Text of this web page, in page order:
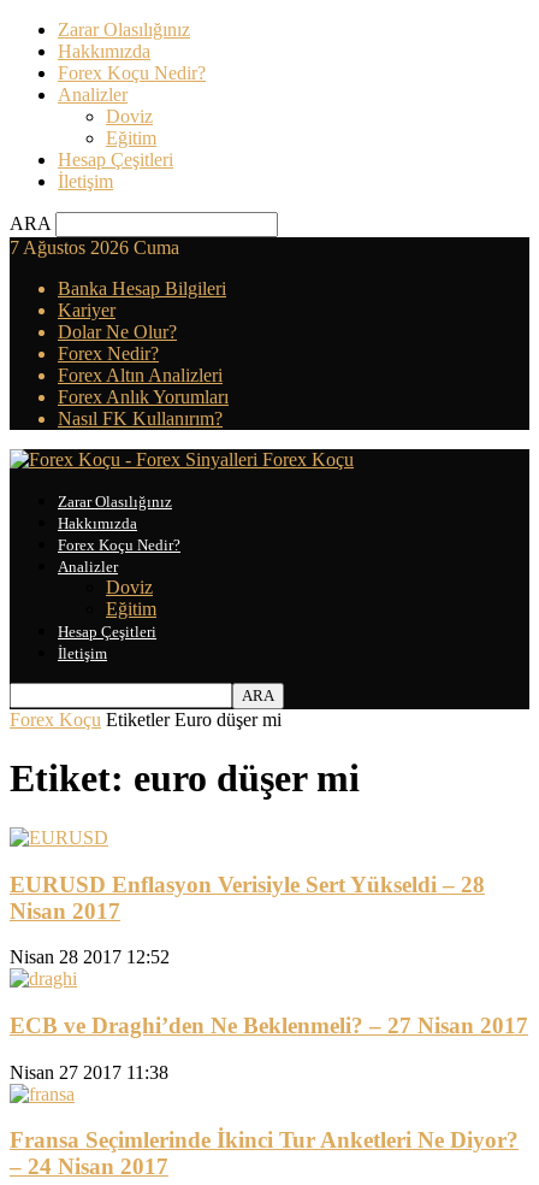
Zarar Olasılığınız
Hakkımızda
Forex Koçu Nedir?
Analizler
Doviz
Eğitim
Hesap Çeşitleri
İletişim
ARA
7 Ağustos 2026 Cuma
Banka Hesap Bilgileri
Kariyer
Dolar Ne Olur?
Forex Nedir?
Forex Altın Analizleri
Forex Anlık Yorumları
Nasıl FK Kullanırım?
Forex Koçu
Zarar Olasılığınız
Hakkımızda
Forex Koçu Nedir?
Analizler
Doviz
Eğitim
Hesap Çeşitleri
İletişim
Forex Koçu Etiketler Euro düşer mi
Etiket: euro düşer mi
EURUSD Enflasyon Verisiyle Sert Yükseldi – 28
Nisan 2017
Nisan 28 2017 12:52
ECB ve Draghi’den Ne Beklenmeli? – 27 Nisan 2017
Nisan 27 2017 11:38
Fransa Seçimlerinde İkinci Tur Anketleri Ne Diyor?
– 24 Nisan 2017